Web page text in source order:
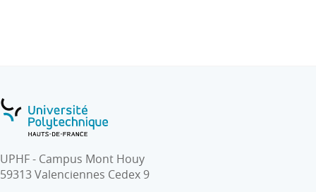
UPHF - Campus Mont Houy
59313 Valenciennes Cedex 9